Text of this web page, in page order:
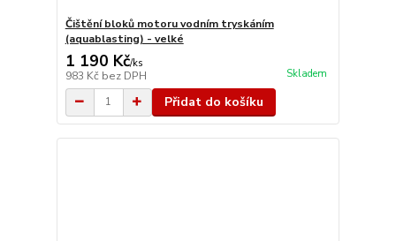
Čištění bloků motoru vodním tryskáním
(aquablasting) - velké
1 190 Kč/ks
983 Kč bez DPH Skladem
Přidat do košíku